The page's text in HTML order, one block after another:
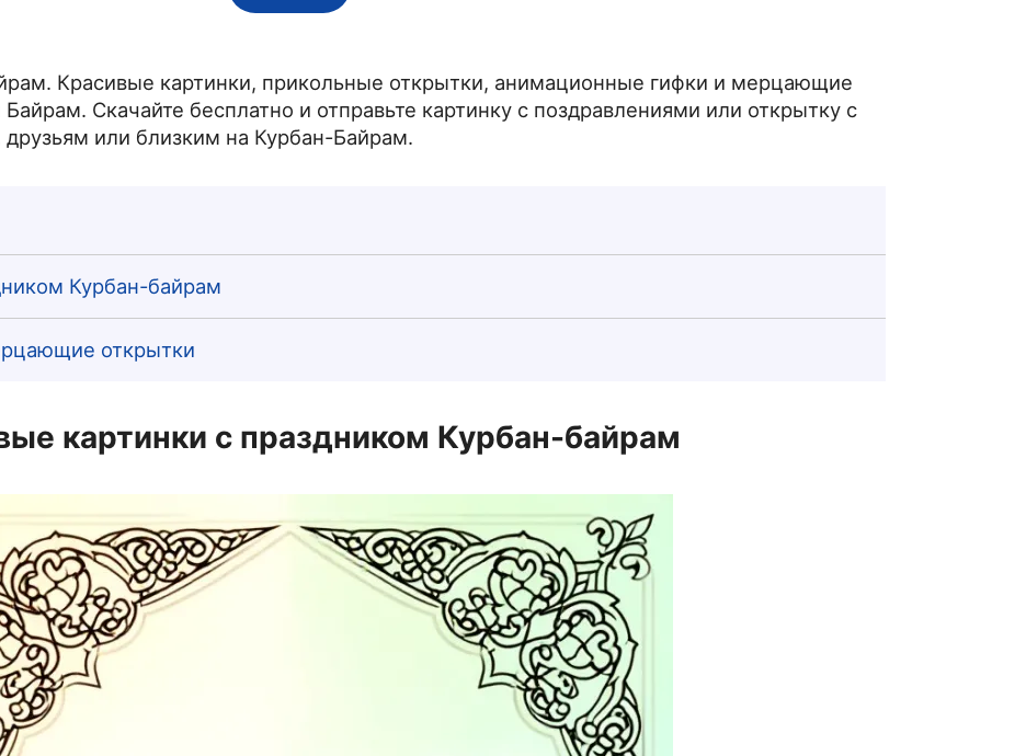
Красивые картинки, прикольные открытки, анимационные гифки и мерцающие
Скачайте бесплатно и отправьте картинку с поздравлениями или открытку с
или близким на Курбан-Байрам.
Курбан-байрам
открытки
картинки с праздником Курбан-байрам